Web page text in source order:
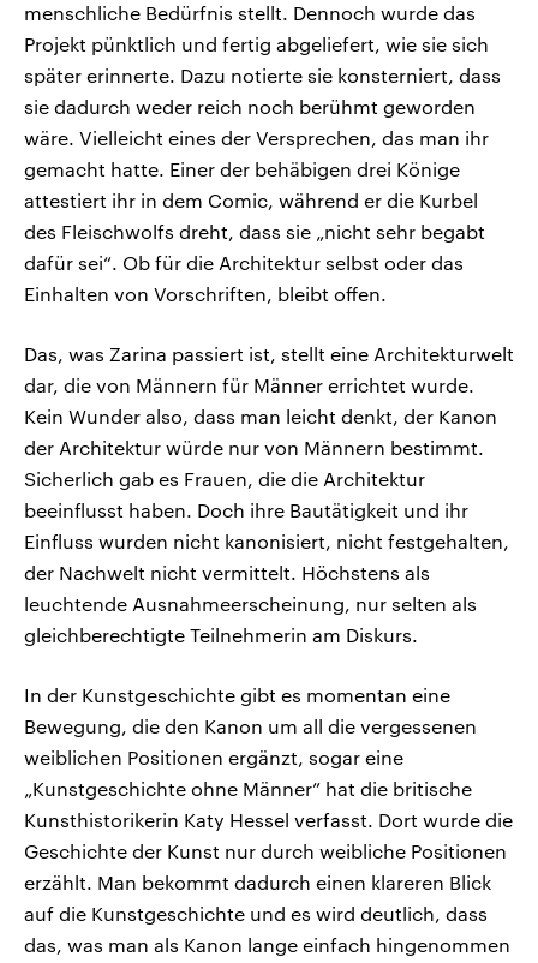
menschliche Bedürfnis stellt. Dennoch wurde das
Projekt pünktlich und fertig abgeliefert, wie sie sich
später erinnerte. Dazu notierte sie konsterniert, dass
sie dadurch weder reich noch berühmt geworden
wäre. Vielleicht eines der Versprechen, das man ihr
gemacht hatte. Einer der behäbigen drei Könige
attestiert ihr in dem Comic, während er die Kurbel
des Fleischwolfs dreht, dass sie „nicht sehr begabt
dafür sei“. Ob für die Architektur selbst oder das
Einhalten von Vorschriften, bleibt offen.
Das, was Zarina passiert ist, stellt eine Architekturwelt
dar, die von Männern für Männer errichtet wurde.
Kein Wunder also, dass man leicht denkt, der Kanon
der Architektur würde nur von Männern bestimmt.
Sicherlich gab es Frauen, die die Architektur
beeinflusst haben. Doch ihre Bautätigkeit und ihr
Einfluss wurden nicht kanonisiert, nicht festgehalten,
der Nachwelt nicht vermittelt. Höchstens als
leuchtende Ausnahmeerscheinung, nur selten als
gleichberechtigte Teilnehmerin am Diskurs.
In der Kunstgeschichte gibt es momentan eine
Bewegung, die den Kanon um all die vergessenen
weiblichen Positionen ergänzt, sogar eine
„Kunstgeschichte ohne Männer” hat die britische
Kunsthistorikerin Katy Hessel verfasst. Dort wurde die
Geschichte der Kunst nur durch weibliche Positionen
erzählt. Man bekommt dadurch einen klareren Blick
auf die Kunstgeschichte und es wird deutlich, dass
das, was man als Kanon lange einfach hingenommen